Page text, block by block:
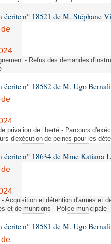
écrite n° 18521 de M. Stéphane
de
- Refus des demandes
écrite n° 18582 de M. Ugo
de
privation de liberté - Parcours
d'exécution de peines pour les
écrite n° 18634 de Mme Katiana
de
- Acquisition et détention d'armes et
et de munitions - Police municipale
écrite n° 18581 de M. Ugo
de